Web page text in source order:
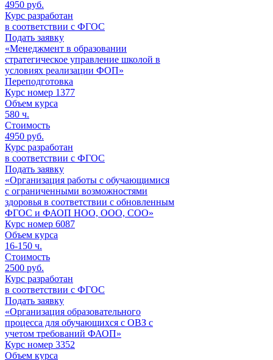
4950 руб.
Курс разработан
в соответствии с ФГОС
Подать заявку
«Менеджмент в образовании
стратегическое управление школой в
условиях реализации ФОП»
Переподготовка
Курс номер 1377
Объем курса
580 ч.
Стоимость
4950 руб.
Курс разработан
в соответствии с ФГОС
Подать заявку
«Организация работы с обучающимися
с ограниченными возможностями
здоровья в соответствии с обновленным
ФГОС и ФАОП НОО, ООО, СОО»
Курс номер 6087
Объем курса
16-150 ч.
Стоимость
2500 руб.
Курс разработан
в соответствии с ФГОС
Подать заявку
«Организация образовательного
процесса для обучающихся с ОВЗ с
учетом требований ФАОП»
Курс номер 3352
Объем курса